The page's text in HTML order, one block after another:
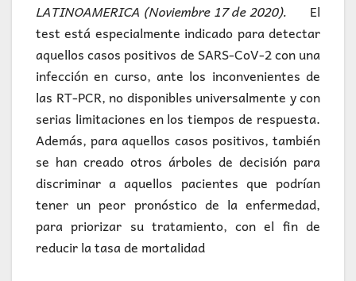
LATINOAMERICA (Noviembre 17 de 2020). El
test está especialmente indicado para detectar
aquellos casos positivos de SARS-CoV-2 con una
infección en curso, ante los inconvenientes de
las RT-PCR, no disponibles universalmente y con
serias limitaciones en los tiempos de respuesta.
Además, para aquellos casos positivos, también
se han creado otros árboles de decisión para
discriminar a aquellos pacientes que podrían
tener un peor pronóstico de la enfermedad,
para priorizar su tratamiento, con el fin de
reducir la tasa de mortalidad